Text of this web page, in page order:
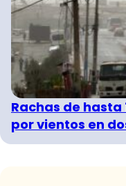
Rachas de hasta
por vientos en